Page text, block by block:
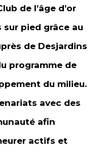
de l’âge d’or
pied grâce au
de Desjardins
programme de
du milieu.
avec des
afin
actifs et